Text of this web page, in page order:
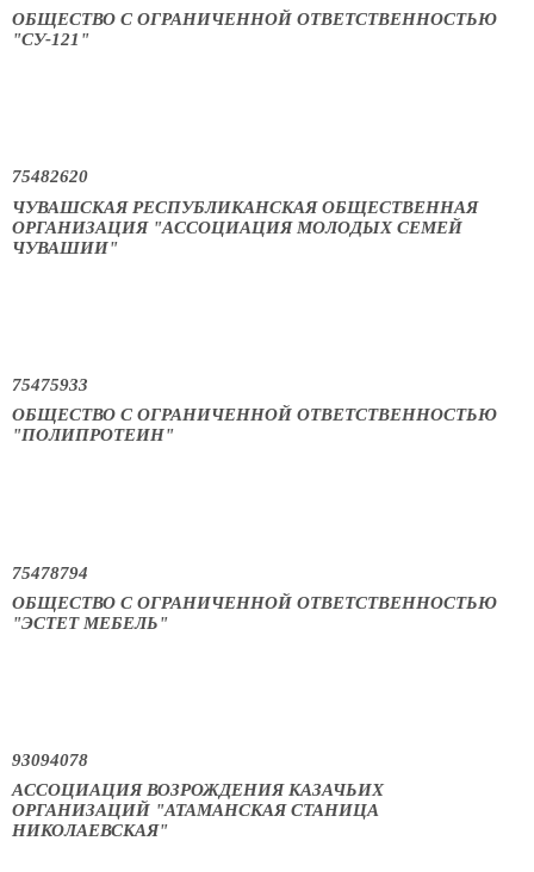
ОБЩЕСТВО С ОГРАНИЧЕННОЙ ОТВЕТСТВЕННОСТЬЮ
"СУ-121"
75482620
ЧУВАШСКАЯ РЕСПУБЛИКАНСКАЯ ОБЩЕСТВЕННАЯ
ОРГАНИЗАЦИЯ "АССОЦИАЦИЯ МОЛОДЫХ СЕМЕЙ
ЧУВАШИИ"
75475933
ОБЩЕСТВО С ОГРАНИЧЕННОЙ ОТВЕТСТВЕННОСТЬЮ
"ПОЛИПРОТЕИН"
75478794
ОБЩЕСТВО С ОГРАНИЧЕННОЙ ОТВЕТСТВЕННОСТЬЮ
"ЭСТЕТ МЕБЕЛЬ"
93094078
АССОЦИАЦИЯ ВОЗРОЖДЕНИЯ КАЗАЧЬИХ
ОРГАНИЗАЦИЙ "АТАМАНСКАЯ СТАНИЦА
НИКОЛАЕВСКАЯ"